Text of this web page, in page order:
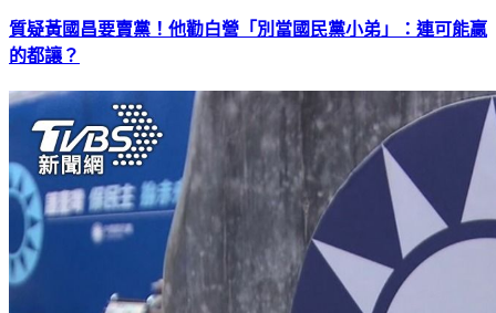
質疑黃國昌要賣黨！他勸白營「別當國民黨小弟」：連可能贏
的都讓？